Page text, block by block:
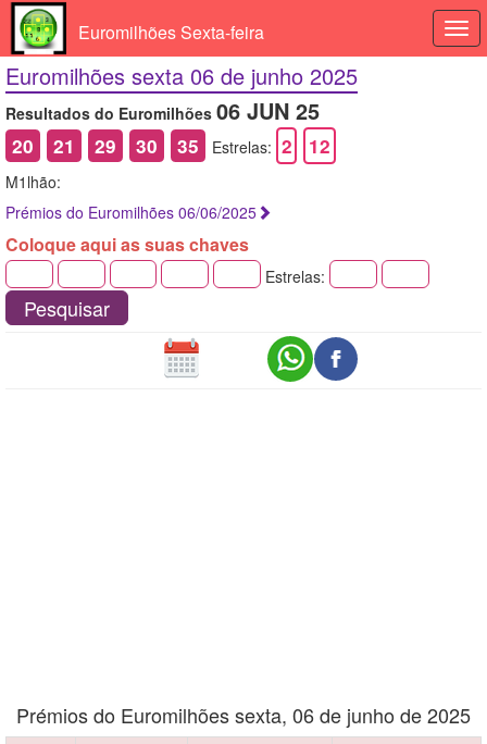
Euromilhões Sexta-feira
Euromilhões sexta 06 de junho 2025
Resultados do Euromilhões 06 JUN 25
20 21 29 30 35 Estrelas: 2 12
M1lhão:
Prémios do Euromilhões 06/06/2025
Coloque aqui as suas chaves
Estrelas:
Pesquisar
Prémios do Euromilhões sexta, 06 de junho de 2025